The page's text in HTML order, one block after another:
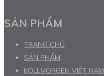
SẢN PHẨM
TRANG CHỦ
SẢN PHẨM
KOLLMORGEN VIỆT NAM